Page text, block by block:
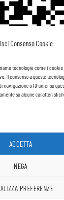
Consenso Cookie
tecnologie come i
Il consenso a queste
o ID unici su
su alcune
ACCETTA
NEGA
PREFERENZEPolicy